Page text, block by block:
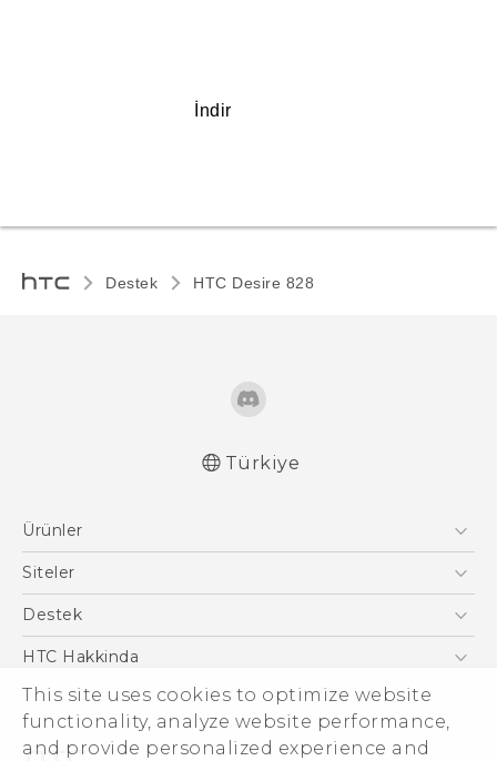
This site uses cookies to optimize website
functionality, analyze website performance,
and provide personalized experience and
İndir
Destek HTC Desire 828‎
Türkiye
Ürünler
Akıllı Telefonlar
VIVE
Siteler
HTC Dev
Destek
Destek Merkezi
HTC Hakkinda
ESG
Yatırımcı (İNGİLİZCE)